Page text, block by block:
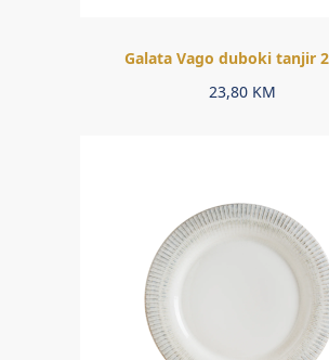
Galata Vago duboki tanjir
23,80 KM